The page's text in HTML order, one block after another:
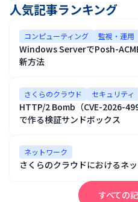
人気記事ランキング
コンピューティング 監視・運用
Windows ServerでPosh-
新方法
さくらのクラウド セキュリティ
HTTP/2 Bomb（CVE-2026-
で作る検証サンドボックス
ネットワーク
さくらのクラウドにおけるネ
すべての